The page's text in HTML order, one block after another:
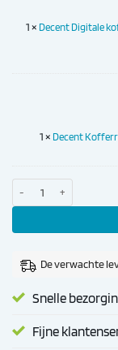
1× Decent Digitale
1× Decent
De verwachte
Snelle
Fijne